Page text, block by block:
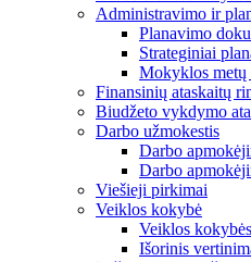
Administravimo ir
Planavimo
Strateginiai
Mokyklos metų
Finansinių ataskaitų
Biudžeto vykdymo
Darbo užmokestis
Darbo
Darbo
Viešieji pirkimai
Veiklos kokybė
Veiklos
Išorinis